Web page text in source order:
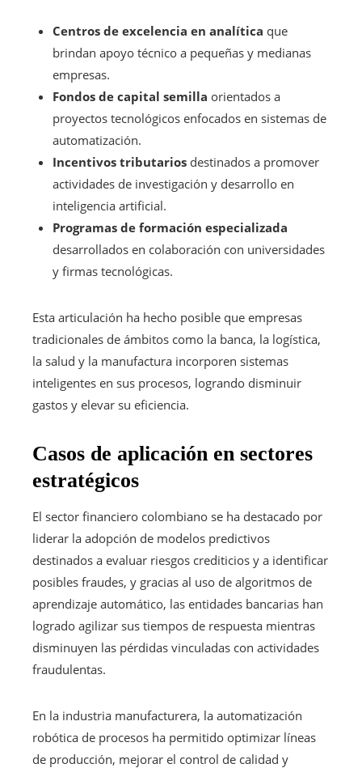
Centros de excelencia en analítica que
brindan apoyo técnico a pequeñas y medianas
empresas.
Fondos de capital semilla orientados a
proyectos tecnológicos enfocados en sistemas de
automatización.
Incentivos tributarios destinados a promover
actividades de investigación y desarrollo en
inteligencia artificial.
Programas de formación especializada
desarrollados en colaboración con universidades
y firmas tecnológicas.
Esta articulación ha hecho posible que empresas
tradicionales de ámbitos como la banca, la logística,
la salud y la manufactura incorporen sistemas
inteligentes en sus procesos, logrando disminuir
gastos y elevar su eficiencia.
Casos de aplicación en sectores
estratégicos
El sector financiero colombiano se ha destacado por
liderar la adopción de modelos predictivos
destinados a evaluar riesgos crediticios y a identificar
posibles fraudes, y gracias al uso de algoritmos de
aprendizaje automático, las entidades bancarias han
logrado agilizar sus tiempos de respuesta mientras
disminuyen las pérdidas vinculadas con actividades
fraudulentas.
En la industria manufacturera, la automatización
robótica de procesos ha permitido optimizar líneas
de producción, mejorar el control de calidad y